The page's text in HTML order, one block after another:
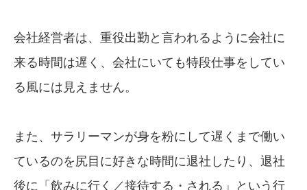
会社経営者は、重役出勤と言われるように会社に
来る時間は遅く、会社にいても特段仕事をしてい
る風には見えません。
また、サラリーマンが身を粉にして遅くまで働い
ているのを尻目に好きな時間に退社したり、退社
後に「飲みに行く／接待する・される」という行